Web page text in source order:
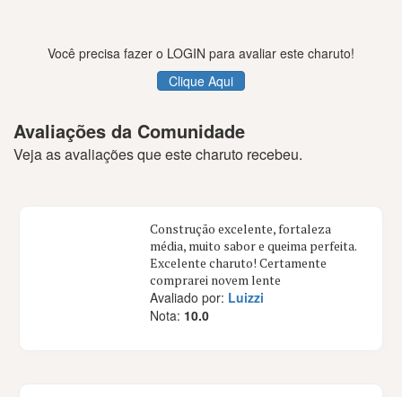
Você precisa fazer o LOGIN para avaliar este charuto!
Clique Aqui
Avaliações da Comunidade
Veja as avaliações que este charuto recebeu.
Construção excelente, fortaleza
média, muito sabor e queima perfeita.
Excelente charuto! Certamente
comprarei novem lente
Avaliado por: Luizzi
Nota: 10.0